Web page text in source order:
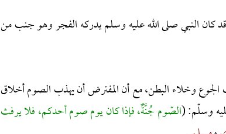
النبي صلى الله عليه وسلم يدركه الفجر وهو جنب من
وخلاء البطن، مع أن المفترض أن يهذب الصوم أخلاق
وسلّم: (الصّوم جُنَّةٌ، فإذا كان يوم صوم أحدكم، فلا يرفث